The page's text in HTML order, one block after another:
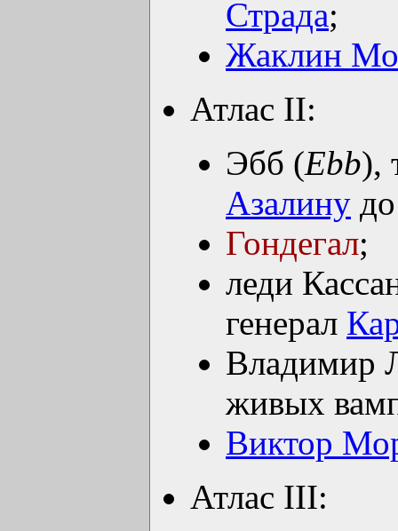
Страда;
Жаклин
Атлас II:
Эбб (Ebb),
Азалину
Гондегал;
леди
генерал
Владимир
живых
Виктор
Атлас III: